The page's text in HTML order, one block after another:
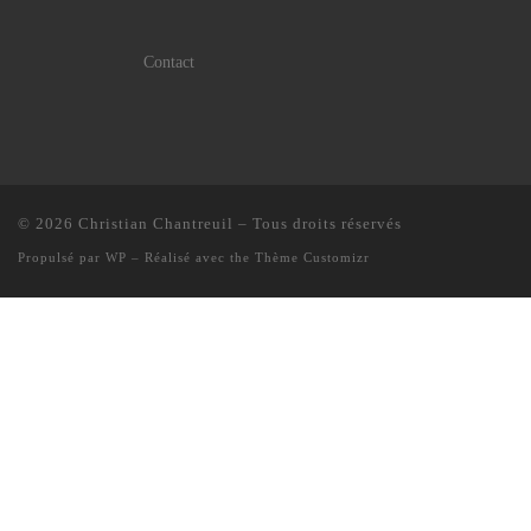
Contact
© 2026 Christian Chantreuil – Tous droits réservés
Propulsé par WP – Réalisé avec the Thème Customizr